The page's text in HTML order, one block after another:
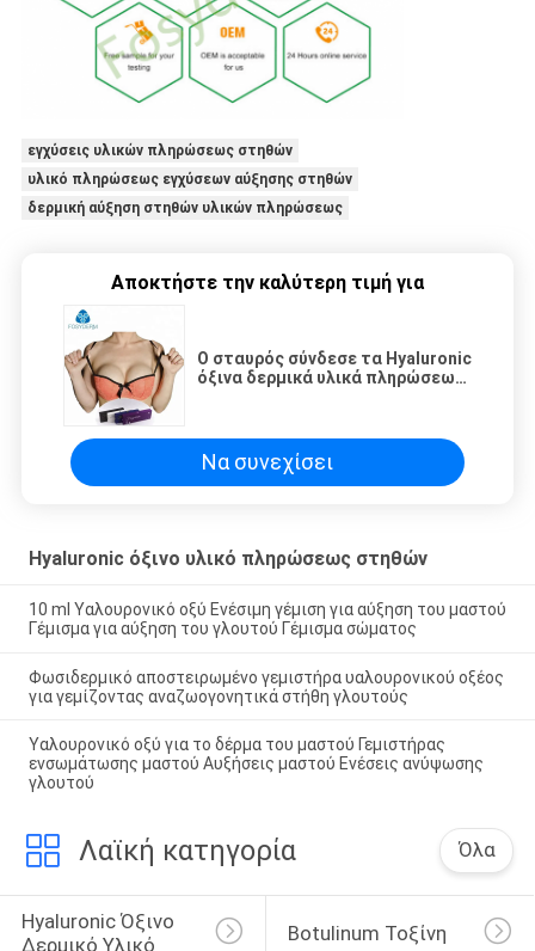
εγχύσεις υλικών πληρώσεως στηθών
υλικό πληρώσεως εγχύσεων αύξησης στηθών
δερμική αύξηση στηθών υλικών πληρώσεως
Αποκτήστε την καλύτερη τιμή για
Ο σταυρός σύνδεσε τα Hyaluronic
όξινα δερμικά υλικά πληρώσεως
Να συνεχίσει
Hyaluronic όξινο υλικό πληρώσεως στηθών
10 ml Υαλουρονικό οξύ Ενέσιμη γέμιση για αύξηση του μαστού
Γέμισμα για αύξηση του γλουτού Γέμισμα σώματος
Φωσιδερμικό αποστειρωμένο γεμιστήρα υαλουρονικού οξέος
για γεμίζοντας αναζωογονητικά στήθη γλουτούς
Υαλουρονικό οξύ για το δέρμα του μαστού Γεμιστήρας
ενσωμάτωσης μαστού Αυξήσεις μαστού Ενέσεις ανύψωσης
γλουτού
Λαϊκή κατηγορία Όλα
Hyaluronic Όξινο
Δερμικό Υλικό
Botulinum Τοξίνη